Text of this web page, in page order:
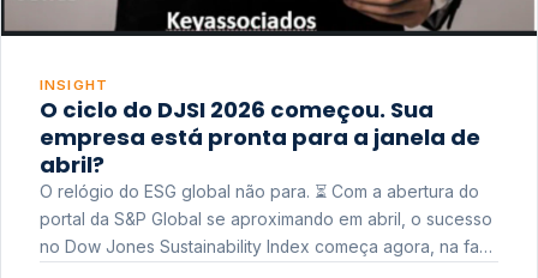
INSIGHT
O ciclo do DJSI 2026 começou. Sua
empresa está pronta para a janela de
abril?
O relógio do ESG global não para. ⏳ Com a abertura do
portal da S&P Global se aproximando em abril, o sucesso
no Dow Jones Sustainability Index começa agora, na fase